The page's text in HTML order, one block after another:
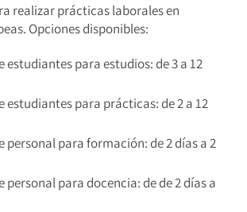
realizar prácticas laborales en
Opciones disponibles:
estudiantes para estudios: de 3 a 12
estudiantes para prácticas: de 2 a 12
personal para formación: de 2 días a 2
personal para docencia: de de 2 días a